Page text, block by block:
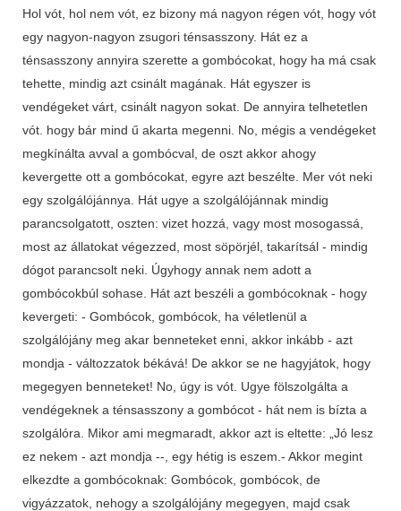
Hol vót, hol nem vót, ez bizony má nagyon régen vót, hogy vót
egy nagyon-nagyon zsugori ténsasszony. Hát ez a
ténsasszony annyira szerette a gombócokat, hogy ha má csak
tehette, mindig azt csinált magának. Hát egyszer is
vendégeket várt, csinált nagyon sokat. De annyira telhetetlen
vót. hogy bár mind ű akarta megenni. No, mégis a vendégeket
megkínálta avval a gombócval, de oszt akkor ahogy
kevergette ott a gombócokat, egyre azt beszélte. Mer vót neki
egy szolgálójánnya. Hát ugye a szolgálójánnak mindig
parancsolgatott, oszten: vizet hozzá, vagy most mosogassá,
most az állatokat végezzed, most söpörjél, takarítsál - mindig
dógot parancsolt neki. Úgyhogy annak nem adott a
gombócokbúl sohase. Hát azt beszéli a gombócoknak - hogy
kevergeti: - Gombócok, gombócok, ha véletlenül a
szolgálójány meg akar benneteket enni, akkor inkább - azt
mondja - változzatok békává! De akkor se ne hagyjátok, hogy
megegyen benneteket! No, úgy is vót. Ugye fölszolgálta a
vendégeknek a ténsasszony a gombócot - hát nem is bízta a
szolgálóra. Mikor ami megmaradt, akkor azt is eltette: „Jó lesz
ez nekem - azt mondja --, egy hétig is eszem.- Akkor megint
elkezdte a gombócoknak: Gombócok, gombócok, de
vigyázzatok, nehogy a szolgálójány megegyen, majd csak